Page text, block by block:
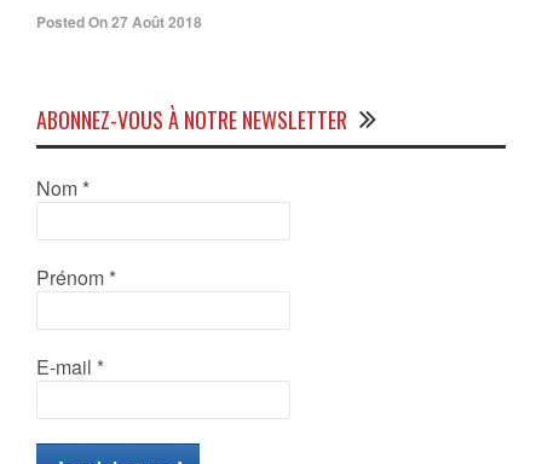
Posted On 27 Août 2018
ABONNEZ-VOUS À NOTRE NEWSLETTER
Nom *
Prénom *
E-mail *